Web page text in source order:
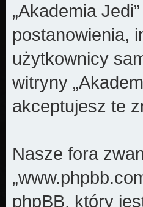
„Akademia
postanowienia,
użytkownicy
witryny
akceptujesz te
Nasze fora
phpBB, który